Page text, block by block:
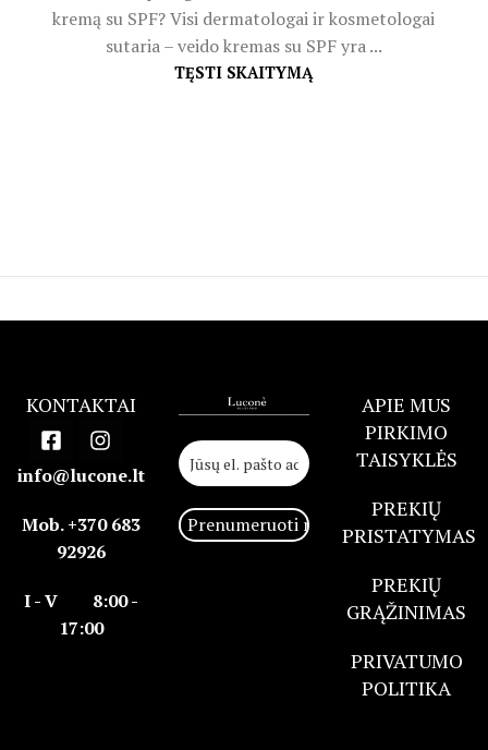
kremą su SPF? Visi dermatologai ir kosmetologai
sutaria – veido kremas su SPF yra ...
TĘSTI SKAITYMĄ
KONTAKTAI
info@lucone.lt
Mob. +370 683
92926
I - V 8:00 -
17:00
APIE MUS
PIRKIMO
TAISYKLĖS
PREKIŲ
PRISTATYMAS
PREKIŲ
GRĄŽINIMAS
PRIVATUMO
POLITIKA